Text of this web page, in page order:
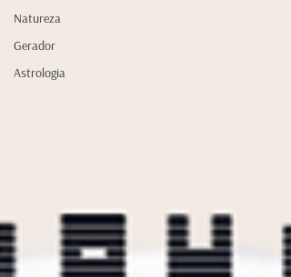
Natureza
Gerador
Astrologia